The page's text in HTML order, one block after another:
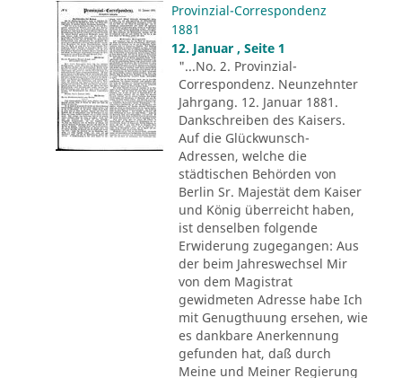
Provinzial-Correspondenz
1881
12. Januar , Seite 1
"...No. 2. Provinzial-
Correspondenz. Neunzehnter
Jahrgang. 12. Januar 1881.
Dankschreiben des Kaisers.
Auf die Glückwunsch-
Adressen, welche die
städtischen Behörden von
Berlin Sr. Majestät dem Kaiser
und König überreicht haben,
ist denselben folgende
Erwiderung zugegangen: Aus
der beim Jahreswechsel Mir
von dem Magistrat
gewidmeten Adresse habe Ich
mit Genugthuung ersehen, wie
es dankbare Anerkennung
gefunden hat, daß durch
Meine und Meiner Regierung